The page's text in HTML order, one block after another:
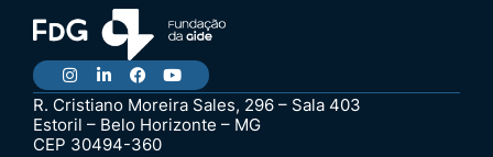
R. Cristiano Moreira Sales, 296 – Sala 403
Estoril – Belo Horizonte – MG
CEP 30494-360